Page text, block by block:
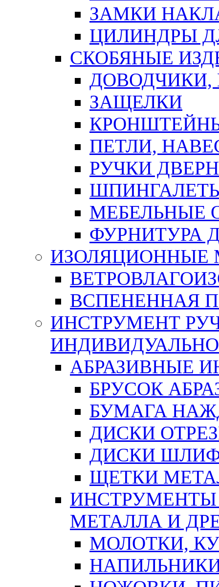
ЗАМКИ
ЦИЛИНДРЫ
СКОБЯНЫЕ
ЗАЩЕЛКИ
ПЕТЛИ,
РУЧКИ
МЕБЕЛЬНЫЕ
ФУРНИТУРА
ИЗОЛЯЦИОННЫЕ
ВСПЕНЕННАЯ
ИНСТРУМЕНТ
АБРАЗИВНЫЕ
БРУСОК
БУМАГА
ДИСКИ
ДИСКИ
ЩЕТКИ
ИНСТРУМЕНТЫ
МЕТАЛЛА И
МОЛОТКИ,